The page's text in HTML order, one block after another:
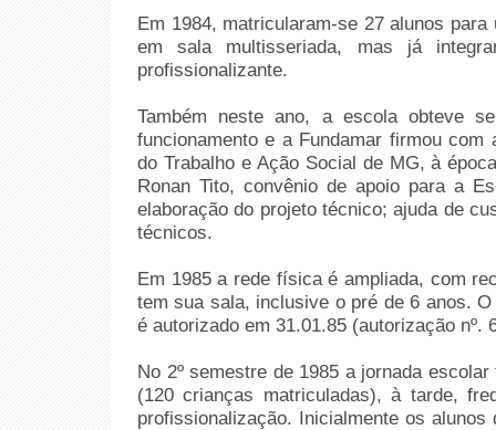
Em 1984, matricularam-se 27 alunos
em sala multisseriada, mas já
profissionalizante.
Também neste ano, a escola obteve
funcionamento e a Fundamar firmou
do Trabalho e Ação Social de MG, à
Ronan Tito, convênio de apoio para a
elaboração do projeto técnico; ajuda de
técnicos.
Em 1985 a rede física é ampliada, com
tem sua sala, inclusive o pré de 6 anos.
é autorizado em 31.01.85 (autorização nº.
No 2º semestre de 1985 a jornada
(120 crianças matriculadas), à tarde,
profissionalização. Inicialmente os